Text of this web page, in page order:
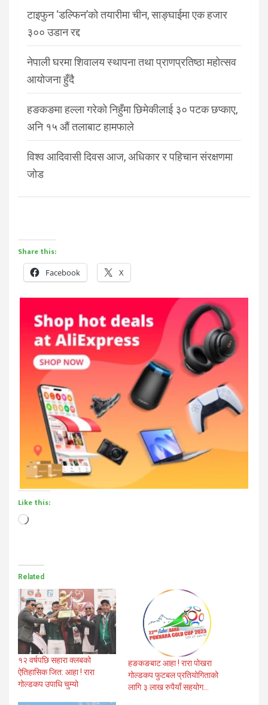
टाइफुन ‘डल्फिन’को तयारीमा चीन, साङ्घाईमा एक हजार
३०० उडान रद्द
नेपाली घरमा शिवालय स्थापना तथा प्राणप्रतिष्ठा महोत्सव
आयोजना हुँदै
हङकङमा हल्ला गरेको निहुँमा छिमेकीलाई ३० पटक छप्काए,
अनि १५ औं तलाबाट हामफाले
विश्व आदिवासी दिवस आज, अधिकार र पहिचान संरक्षणमा
जोड
Share this:
Facebook X
Like this:
Loading…
Related
१२ वर्षपछि सहारा क्लबको
ऐतिहासिक जित: आहा ! रारा
गोल्डकप उपाधि चुम्यो
हङकङबाट आहा ! रारा पोखरा
गोल्डकप फुटबल प्रतियोगिताको
लागि ३ लाख रुपैयाँ सहयोग…